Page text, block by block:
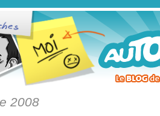
2008